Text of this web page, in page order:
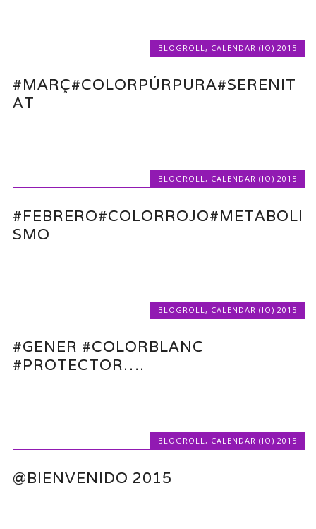
BLOGROLL , CALENDARI(IO) 2015
#MARÇ#COLORPÚRPURA#SERENIT
AT
BLOGROLL, CALENDARI(IO) 2015
#FEBRERO#COLORROJO#METABOLI
SMO
BLOGROLL , CALENDARI(IO) 2015
#GENER #COLORBLANC
#PROTECTOR….
BLOGROLL, CALENDARI(IO) 2015
@BIENVENIDO 2015